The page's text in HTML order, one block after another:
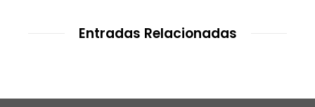
Entradas Relacionadas